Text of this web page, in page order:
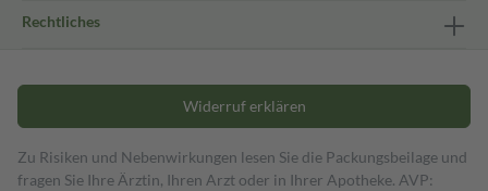
Rechtliches
Widerruf erklären
Zu Risiken und Nebenwirkungen lesen Sie die Packungsbeilage und
fragen Sie Ihre Ärztin, Ihren Arzt oder in Ihrer Apotheke. AVP: